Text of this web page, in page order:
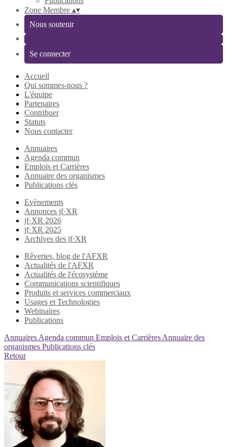
Zone Membre ▴▾
Nous soutenir
Se connecter
Accueil
Qui sommes-nous ?
L'équipe
Partenaires
Contribuer
Statuts
Nous contacter
Annuaires
Agenda commun
Emplois et Carrières
Annuaire des organismes
Publications clés
Evènements
Annonces jf·XR
jf·XR 2026
jf·XR 2025
Archives des jf·XR
Rêveries, blog de l'AFXR
Actualités de l'AFXR
Actualités de l'écosystème
Communications scientifiques
Produits et services commerciaux
Usages et Technologies
Webinaires
Publications
Annuaires Agenda commun Emplois et Carrières Annuaire des
organismes Publications clés
Retour